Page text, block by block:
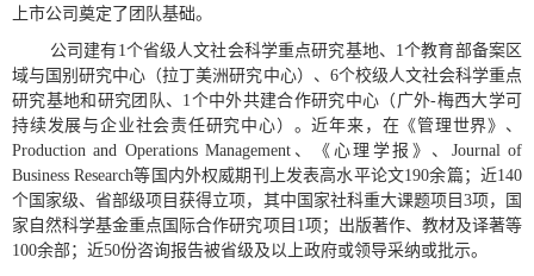
上市公司奠定了团队基础。
公司建有1个省级人文社会科学重点研究基地、 1个教育部备案区
域与国别研究中心（拉丁美洲研究中心）、 6个校级人文社会科学重点
研究基地和研究团队、 1个中外共建合作研究中心（广外-梅西大学可
持续发展与企业社会责任研究中心）。近年来，在《管理世界》、
Production and Operations Management 、《心理学报》、 Journal of
Business Research等国内外权威期刊上发表高水平论文190余篇；近140
个国家级、省部级项目获得立项，其中国家社科重大课题项目 3项，国
家自然科学基金重点国际合作研究项目 1项；出版著作、教材及译著等
100余部；近50份咨询报告被省级及以上政府或领导采纳或批示。